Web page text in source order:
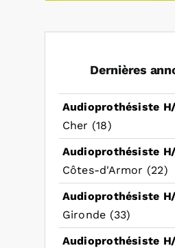
Dernières
Audioprothésiste
Cher (18)
Audioprothésiste
Côtes-d'Armor (22)
Audioprothésiste
Gironde (33)
Audioprothésiste